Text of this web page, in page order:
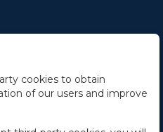
cookies to obtain
of our users and improve